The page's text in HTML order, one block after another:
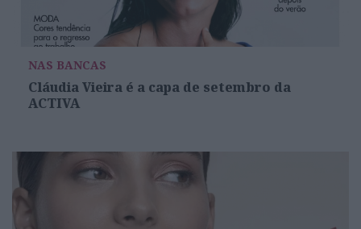
NAS BANCAS
Cláudia Vieira é a capa de setembro da
ACTIVA